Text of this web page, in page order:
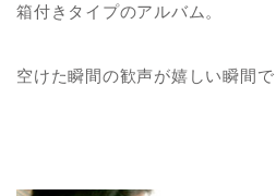
箱付きタイプのアルバム。
空けた瞬間の歓声が嬉しい瞬間で